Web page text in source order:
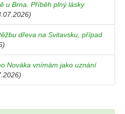
u Brna. Příběh plný lásky
dřeva na Svitavsku, případ
Nováka vnímám jako uznání